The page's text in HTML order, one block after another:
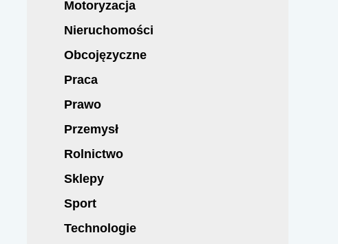
Motoryzacja
Nieruchomości
Obcojęzyczne
Praca
Prawo
Przemysł
Rolnictwo
Sklepy
Sport
Technologie